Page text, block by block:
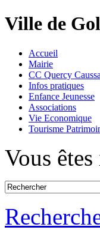
Ville de
Accueil
Mairie
CC Quercy
Infos pratiques
Enfance Jeunesse
Associations
Vie Economique
Tourisme
Vous